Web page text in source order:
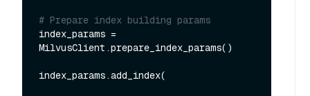
# Prepare index building params
index_params =
MilvusClient.prepare_index_params()
index_params.add_index(